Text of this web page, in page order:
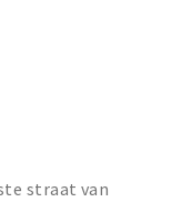
straat van